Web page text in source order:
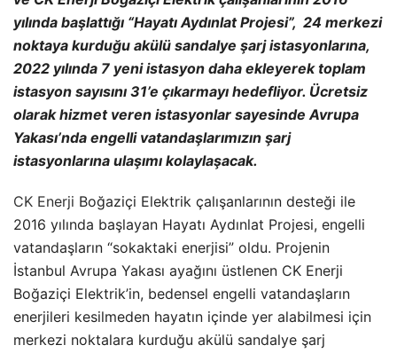
yılında başlattığı “Hayatı Aydınlat Projesi”, 24 merkezi
noktaya kurduğu akülü sandalye şarj istasyonlarına,
2022 yılında 7 yeni istasyon daha ekleyerek toplam
istasyon sayısını 31’e çıkarmayı hedefliyor. Ücretsiz
olarak hizmet veren istasyonlar sayesinde Avrupa
Yakası’nda engelli vatandaşlarımızın şarj
istasyonlarına ulaşımı kolaylaşacak.
CK Enerji Boğaziçi Elektrik çalışanlarının desteği ile
2016 yılında başlayan Hayatı Aydınlat Projesi, engelli
vatandaşların “sokaktaki enerjisi” oldu. Projenin
İstanbul Avrupa Yakası ayağını üstlenen CK Enerji
Boğaziçi Elektrik’in, bedensel engelli vatandaşların
enerjileri kesilmeden hayatın içinde yer alabilmesi için
merkezi noktalara kurduğu akülü sandalye şarj